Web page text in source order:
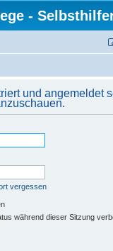
-
und angemeldet
vergessen
während dieser Sitzung